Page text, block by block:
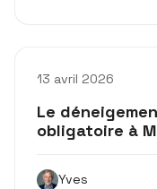
13 avril 2026
Le
obligatoire à
Yves